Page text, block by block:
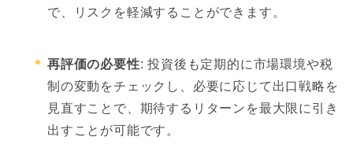
で、リスクを軽減することができます。
再評価の必要性: 投資後も定期的に市場環境や税
制の変動をチェックし、必要に応じて出口戦略を
見直すことで、期待するリターンを最大限に引き
出すことが可能です。